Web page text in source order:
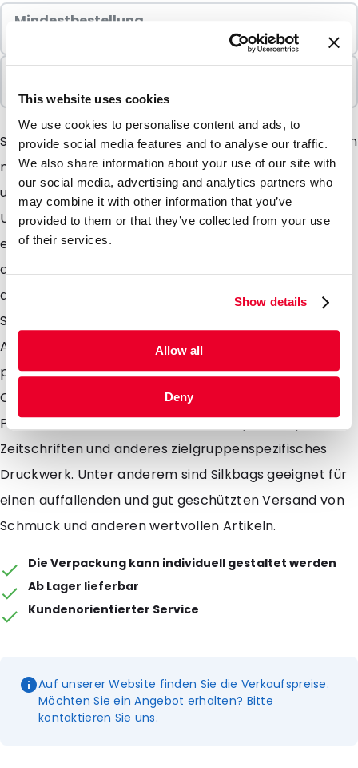
This website uses cookies
We use cookies to personalise content and ads, to
provide social media features and to analyse our traffic.
We also share information about your use of our site with
our social media, advertising and analytics partners who
may combine it with other information that you’ve
provided to them or that they’ve collected from your use
of their services.
Show details
Allow all
Deny
Mindestbestellung
100 Einheiten
Sind Sie auf der Suche nach extra stabilen Umschlägen
mit einer besonderen matten Ausstrahlung, dann sind
unsere Silkbags überaus geeignet. Diese matten
Umschläge geben Ihrer Aussendung einen
einzigartigen Charakter. Dieser wird noch verstärkt
durch die Verwendung der Neu im Sortiment
aufgenommen Farben wie z. B. silber und koblat blau.
Silkbags sind stabile Umschläge mit einer matten
Ausstrahlung. Sie sind dadurch sehr geeignet einer
promotionellen Aussendung einen besonderen
Charakter zu verleihen z. B. Mailings für kosmetische
Produkte, versenden von Probeexemplaren spezieller
Zeitschriften und anderes zielgruppenspezifisches
Druckwerk. Unter anderem sind Silkbags geeignet für
einen auffallenden und gut geschützten Versand von
Schmuck und anderen wertvollen Artikeln.
Die Verpackung kann individuell gestaltet werden
Ab Lager lieferbar
Kundenorientierter Service
Auf unserer Website finden Sie die Verkaufspreise.
Möchten Sie ein Angebot erhalten? Bitte
kontaktieren Sie uns.